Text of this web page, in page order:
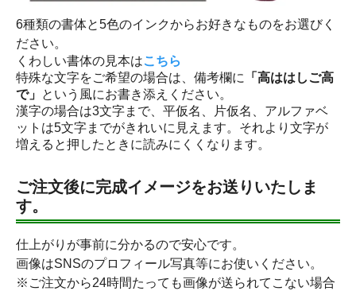
6種類の書体と5色のインクからお好きなものをお選びく
ださい。
くわしい書体の見本はこちら
特殊な文字をご希望の場合は、備考欄に
「高ははしご高
で」 という風にお書き添えください。
漢字の場合は3文字まで、平仮名、片仮名、アルファベ
ットは5文字までがきれいに見えます。それより文字が
増えると押したときに読みにくくなります。
ご注文後に完成イメージをお送りいたしま
す。
仕上がりが事前に分かるので安心です。
画像はSNSのプロフィール写真等にお使いください。
※ご注文から24時間たっても画像が送られてこない場合